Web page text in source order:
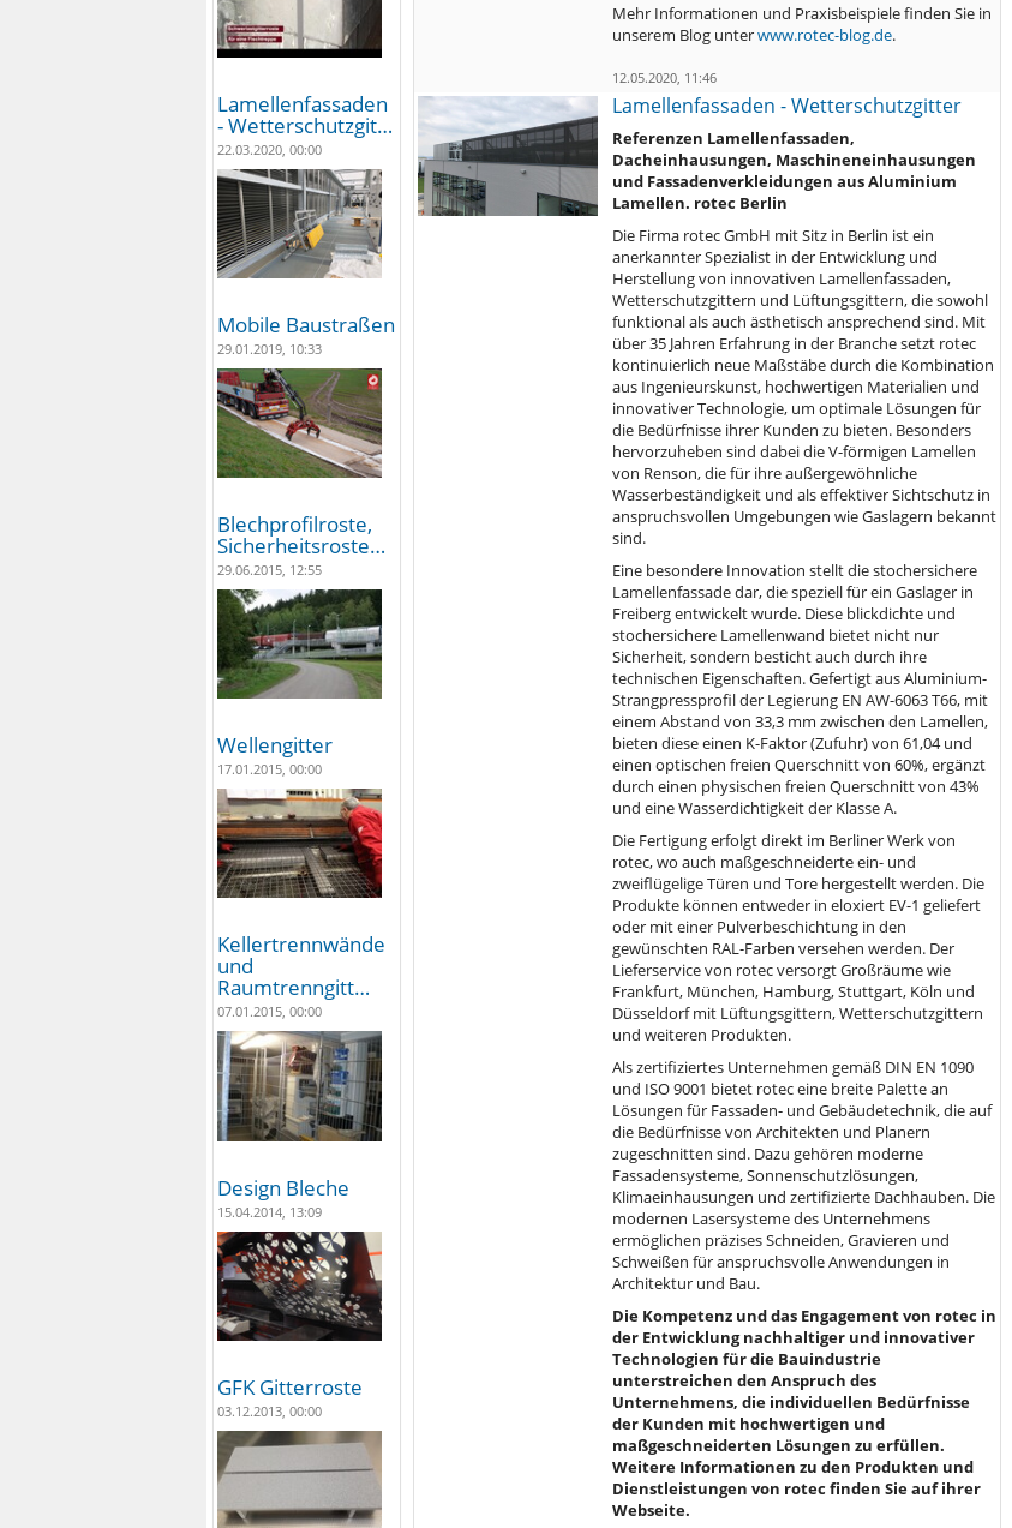
Lamellenfassaden
- Wetterschutzgit…
22.03.2020, 00:00
Mobile Baustraßen
29.01.2019, 10:33
Blechprofilroste,
Sicherheitsroste…
29.06.2015, 12:55
Wellengitter
17.01.2015, 00:00
Kellertrennwände
und
Raumtrenngitt…
07.01.2015, 00:00
Design Bleche
15.04.2014, 13:09
GFK Gitterroste
03.12.2013, 00:00
Mehr Informationen und Praxisbeispiele finden Sie in
unserem Blog unterwww.rotec-blog.de.
12.05.2020, 11:46
Lamellenfassaden - Wetterschutzgitter
Referenzen Lamellenfassaden,
Dacheinhausungen, Maschineneinhausungen
und Fassadenverkleidungen aus Aluminium
Lamellen. rotec Berlin
Die Firma rotec GmbH mit Sitz in Berlin ist ein
anerkannter Spezialist in der Entwicklung und
Herstellung von innovativen Lamellenfassaden,
Wetterschutzgittern und Lüftungsgittern, die sowohl
funktional als auch ästhetisch ansprechend sind. Mit
über 35 Jahren Erfahrung in der Branche setzt rotec
kontinuierlich neue Maßstäbe durch die Kombination
aus Ingenieurskunst, hochwertigen Materialien und
innovativer Technologie, um optimale Lösungen für
die Bedürfnisse ihrer Kunden zu bieten. Besonders
hervorzuheben sind dabei die V-förmigen Lamellen
von Renson, die für ihre außergewöhnliche
Wasserbeständigkeit und als effektiver Sichtschutz in
anspruchsvollen Umgebungen wie Gaslagern bekannt
sind.
Eine besondere Innovation stellt die stochersichere
Lamellenfassade dar, die speziell für ein Gaslager in
Freiberg entwickelt wurde. Diese blickdichte und
stochersichere Lamellenwand bietet nicht nur
Sicherheit, sondern besticht auch durch ihre
technischen Eigenschaften. Gefertigt aus Aluminium-
Strangpressprofil der Legierung EN AW-6063 T66, mit
einem Abstand von 33,3 mm zwischen den Lamellen,
bieten diese einen K-Faktor (Zufuhr) von 61,04 und
einen optischen freien Querschnitt von 60%, ergänzt
durch einen physischen freien Querschnitt von 43%
und eine Wasserdichtigkeit der Klasse A.
Die Fertigung erfolgt direkt im Berliner Werk von
rotec, wo auch maßgeschneiderte ein- und
zweiflügelige Türen und Tore hergestellt werden. Die
Produkte können entweder in eloxiert EV-1 geliefert
oder mit einer Pulverbeschichtung in den
gewünschten RAL-Farben versehen werden. Der
Lieferservice von rotec versorgt Großräume wie
Frankfurt, München, Hamburg, Stuttgart, Köln und
Düsseldorf mit Lüftungsgittern, Wetterschutzgittern
und weiteren Produkten.
Als zertifiziertes Unternehmen gemäß DIN EN 1090
und ISO 9001 bietet rotec eine breite Palette an
Lösungen für Fassaden- und Gebäudetechnik, die auf
die Bedürfnisse von Architekten und Planern
zugeschnitten sind. Dazu gehören moderne
Fassadensysteme, Sonnenschutzlösungen,
Klimaeinhausungen und zertifizierte Dachhauben. Die
modernen Lasersysteme des Unternehmens
ermöglichen präzises Schneiden, Gravieren und
Schweißen für anspruchsvolle Anwendungen in
Architektur und Bau.
Die Kompetenz und das Engagement von rotec in
der Entwicklung nachhaltiger und innovativer
Technologien für die Bauindustrie
unterstreichen den Anspruch des
Unternehmens, die individuellen Bedürfnisse
der Kunden mit hochwertigen und
maßgeschneiderten Lösungen zu erfüllen.
Weitere Informationen zu den Produkten und
Dienstleistungen von rotec finden Sie auf ihrer
Webseite.